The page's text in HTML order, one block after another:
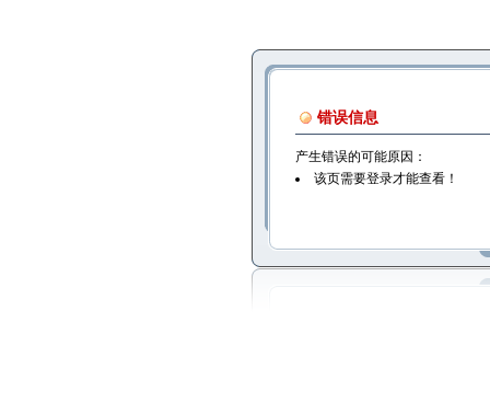
错误信息
产生错误的可能原因：
该页需要登录才能查看！